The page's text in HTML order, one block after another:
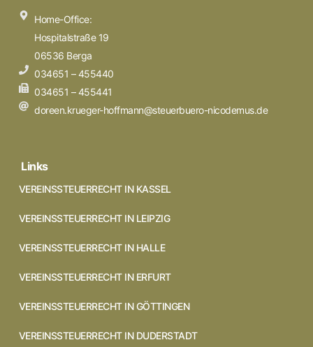
Home-Office:
Hospitalstraße 19
06536 Berga
034651 – 455440
034651 – 455441
doreen.krueger-hoffmann@steuerbuero-nicodemus.de
Links
VEREINSSTEUERRECHT IN KASSEL
VEREINSSTEUERRECHT IN LEIPZIG
VEREINSSTEUERRECHT IN HALLE
VEREINSSTEUERRECHT IN ERFURT
VEREINSSTEUERRECHT IN GÖTTINGEN
VEREINSSTEUERRECHT IN DUDERSTADT